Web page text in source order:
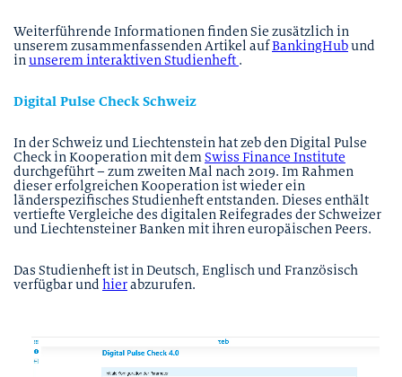
Weiterführende Informationen finden Sie zusätzlich in
unserem zusammenfassenden Artikel aufBankingHubund
inunserem interaktiven Studienheft .
Digital Pulse Check Schweiz
In der Schweiz und Liechtenstein hat zeb den Digital Pulse
Check in Kooperation mit demSwiss Finance Institute
durchgeführt – zum zweiten Mal nach 2019. Im Rahmen
dieser erfolgreichen Kooperation ist wieder ein
länderspezifisches Studienheft entstanden. Dieses enthält
vertiefte Vergleiche des digitalen Reifegrades der Schweizer
und Liechtensteiner Banken mit ihren europäischen Peers.
Das Studienheft ist in Deutsch, Englisch und Französisch
verfügbar und hierabzurufen.